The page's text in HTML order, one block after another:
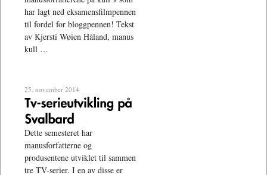
har lagt ned eksamensfilmpennen
til fordel for bloggpennen! Tekst
av Kjersti Wøien Håland, manus
kull …
25. november 2014
Dette semesteret har
manusforfatterne og
produsentene utviklet til sammen
tre TV-serier. I en av disse er